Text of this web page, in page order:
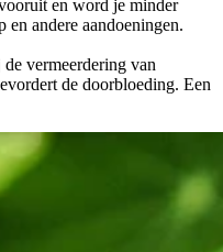
en word je minder
andere aandoeningen.
vermeerdering van
de doorbloeding. Een